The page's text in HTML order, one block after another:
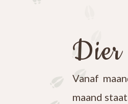
Dier
Vanaf
maand